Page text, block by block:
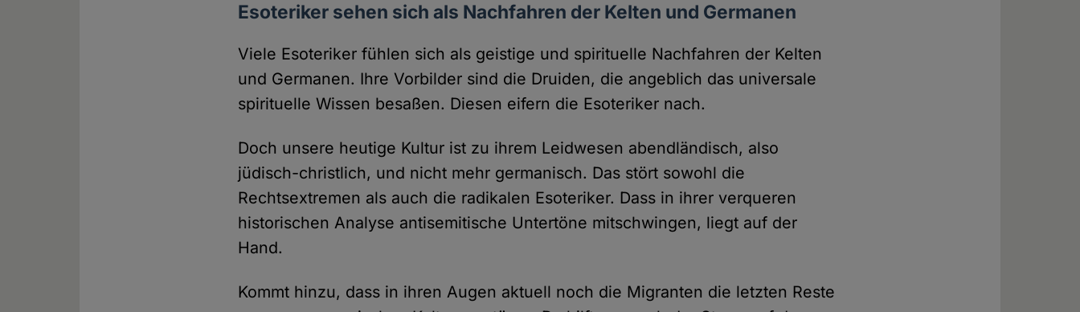
Esoteriker sehen sich als Nachfahren der Kelten und Germanen
Viele Esoteriker fühlen sich als geistige und spirituelle Nachfahren der Kelten
und Germanen. Ihre Vorbilder sind die Druiden, die angeblich das universale
spirituelle Wissen besaßen. Diesen eifern die Esoteriker nach.
Doch unsere heutige Kultur ist zu ihrem Leidwesen abendländisch, also
jüdisch-christlich, und nicht mehr germanisch. Das stört sowohl die
Rechtsextremen als auch die radikalen Esoteriker. Dass in ihrer verqueren
historischen Analyse antisemitische Untertöne mitschwingen, liegt auf der
Hand.
Kommt hinzu, dass in ihren Augen aktuell noch die Migranten die letzten Reste